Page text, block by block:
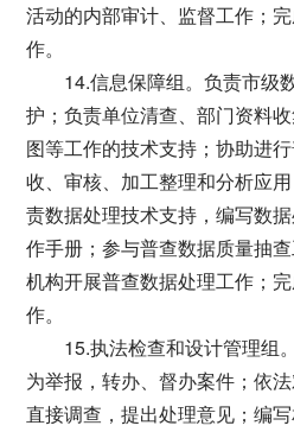
活动的内部审计、监督工作；
作。
14.信息保障组。负责市级
护；负责单位清查、部门资料
图等工作的技术支持；协助进
收、审核、加工整理和分析应
责数据处理技术支持，编写数
作手册；参与普查数据质量抽
机构开展普查数据处理工作；
作。
15.执法检查和设计管理组
为举报，转办、督办案件；依
直接调查，提出处理意见；编